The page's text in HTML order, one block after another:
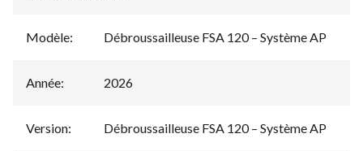
Modèle: Débroussailleuse FSA 120 – Système AP
Année: 2026
Version: Débroussailleuse FSA 120 – Système AP